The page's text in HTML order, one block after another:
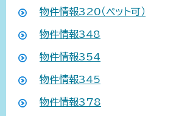
物件情報320（ペット可）
物件情報348
物件情報354
物件情報345
物件情報378